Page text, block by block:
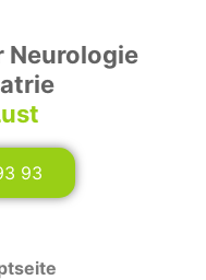
Neurologie
93